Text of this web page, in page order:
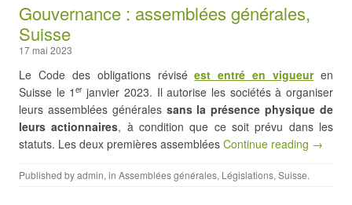
Gouvernance : assemblées générales,
Suisse
17 mai 2023
Le Code des obligations réviséest entré en vigueuren
Suisse le 1er janvier 2023. Il autorise les sociétés à organiser
leurs assemblées générales sans la présence physique de
leurs actionnaires, à condition que ce soit prévu dans les
statuts. Les deux premières assemblées Continue reading →
Published byadmin, in Assemblées générales, Législations, Suisse.